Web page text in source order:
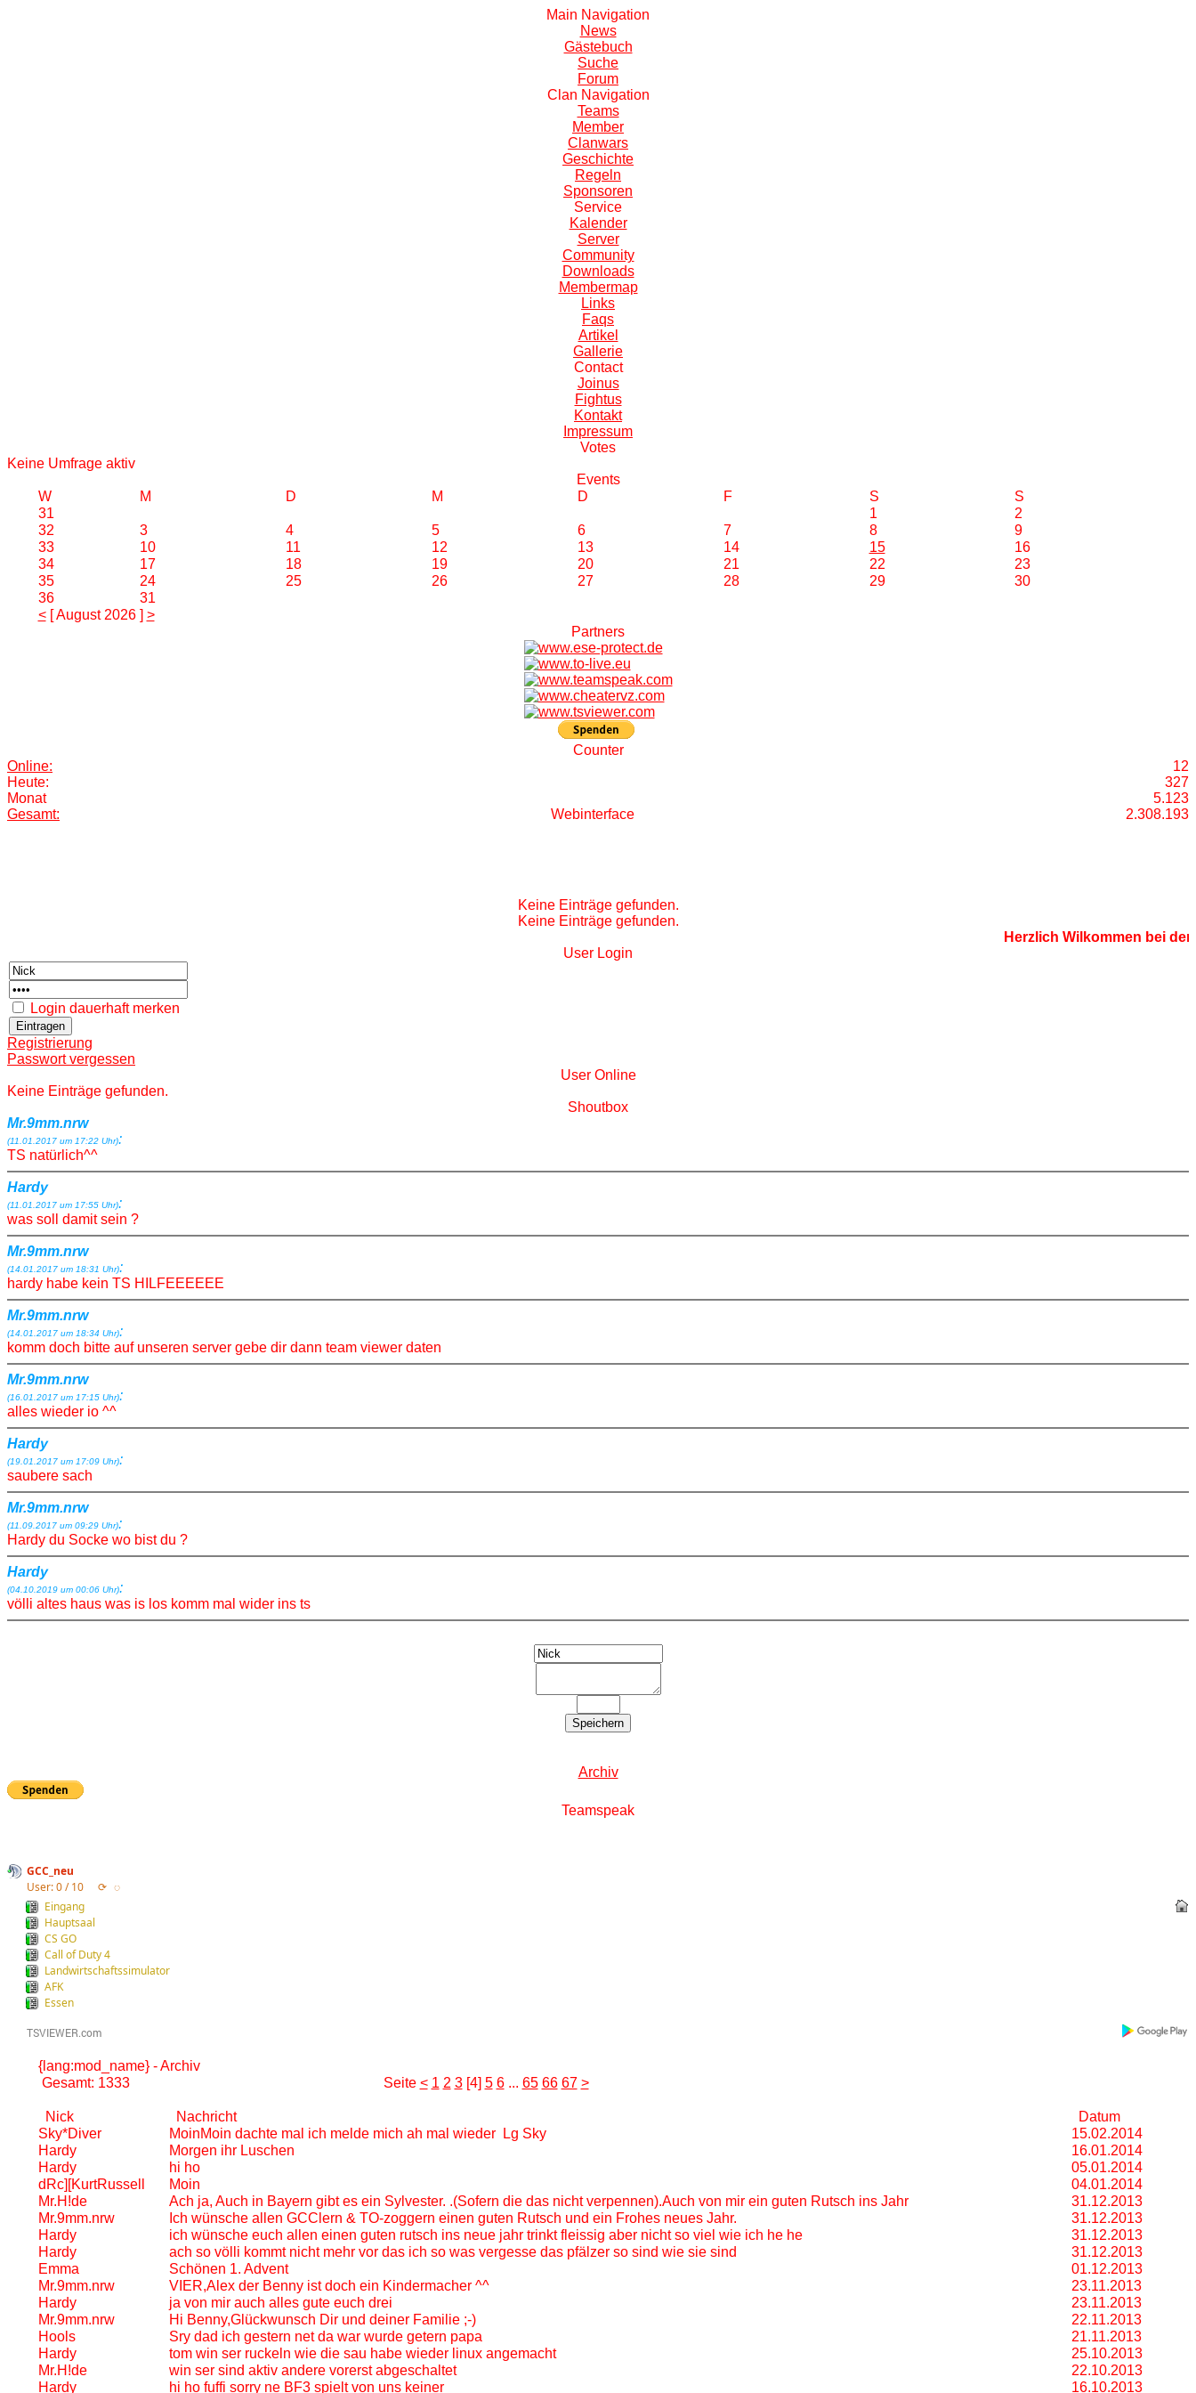
Main Navigation
News
Gästebuch
Suche
Forum
Clan Navigation
Teams
Member
Clanwars
Geschichte
Regeln
Sponsoren
Service
Kalender
Server
Community
Downloads
Membermap
Links
Faqs
Artikel
Gallerie
Contact
Joinus
Fightus
Kontakt
Impressum
Votes
Keine Umfrage aktiv
Events
W
M D M D F S
S
31
1
2
32
3 4 5 6 7 8
9
33
10 11 12 13 14 15
16
34
17 18 19 20 21 22
23
35
24 25 26 27 28 29
30
36
31
<[ August 2026 ] >
Partners
Counter
Online:
12
Heute:
327
Monat
5.123
Gesamt:
2.308.193
Webinterface
Keine Einträge gefunden.
Keine Einträge gefunden.
Herzlich Wilkommen bei der
User Login
Login dauerhaft merken
Registrierung
Passwort vergessen
UserOnline
Keine Einträge gefunden.
Shoutbox
Mr.9mm.nrw
(11.01.2017 um 17:22 Uhr):
TS natürlich^^
Hardy
(11.01.2017 um 17:55 Uhr):
was soll damit sein ?
Mr.9mm.nrw
(14.01.2017 um 18:31 Uhr):
hardy habe kein TS HILFEEEEEE
Mr.9mm.nrw
(14.01.2017 um 18:34 Uhr):
komm doch bitte auf unseren server gebe dir dann team viewer daten
Mr.9mm.nrw
(16.01.2017 um 17:15 Uhr):
alles wieder io ^^
Hardy
(19.01.2017 um 17:09 Uhr):
saubere sach
Mr.9mm.nrw
(11.09.2017 um 09:29 Uhr):
Hardy du Socke wo bist du ?
Hardy
(04.10.2019 um 00:06 Uhr):
völli altes haus was is los komm mal wider ins ts
Archiv
Teamspeak
GCC_neu
User: 0 / 10
⟳ ◌
Eingang
Hauptsaal
CS GO
Call of Duty 4
Landwirtschaftssimulator
AFK
Essen
{lang:mod_name} - Archiv
Gesamt: 1333
Seite < 1 2 3[4] 5 6... 65 66 67 >
Nick Nachricht
Datum
Sky*Diver
MoinMoin dachte mal ich melde mich ah mal wieder Lg Sky
15.02.2014
Hardy
Morgen ihr Luschen
16.01.2014
Hardy
hi ho
05.01.2014
dRc][KurtRussell
Moin
04.01.2014
Mr.H!de
Ach ja, Auch in Bayern gibt es ein Sylvester. .(Sofern die das nicht verpennen).Auch von mir ein guten Rutsch ins Jahr
31.12.2013
Mr.9mm.nrw
Ich wünsche allen GCClern & TO-zoggern einen guten Rutsch und ein Frohes neues Jahr.
31.12.2013
Hardy
ich wünsche euch allen einen guten rutsch ins neue jahr trinkt fleissig aber nicht so viel wie ich he he
31.12.2013
Hardy
ach so völli kommt nicht mehr vor das ich so was vergesse das pfälzer so sind wie sie sind
31.12.2013
Emma
Schönen 1. Advent
01.12.2013
Mr.9mm.nrw
VIER,Alex der Benny ist doch ein Kindermacher ^^
23.11.2013
Hardy
ja von mir auch alles gute euch drei
23.11.2013
Mr.9mm.nrw
Hi Benny,Glückwunsch Dir und deiner Familie ;-)
22.11.2013
Hools
Sry dad ich gestern net da war wurde getern papa
21.11.2013
Hardy
tom win ser ruckeln wie die sau habe wieder linux angemacht
25.10.2013
Mr.H!de
win ser sind aktiv andere vorerst abgeschaltet
22.10.2013
Hardy
hi ho fuffi sorry ne BF3 spielt von uns keiner 16.10.2013